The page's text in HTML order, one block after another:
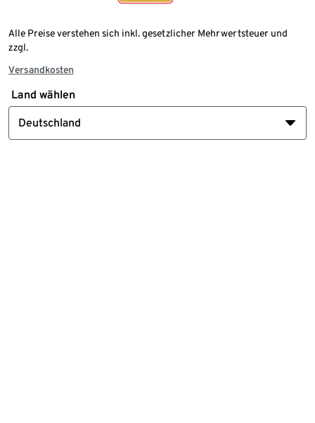
Alle Preise verstehen sich inkl. gesetzlicher Mehrwertsteuer und
zzgl.
Versandkosten
Land wählen
Deutschland